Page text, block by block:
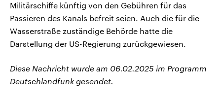
Militärschiffe künftig von den Gebühren für das
Passieren des Kanals befreit seien. Auch die für die
Wasserstraße zuständige Behörde hatte die
Darstellung der US-Regierung zurückgewiesen.
Diese Nachricht wurde am 06.02.2025 im Programm
Deutschlandfunk gesendet.